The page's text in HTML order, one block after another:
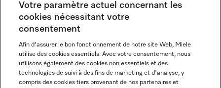
Langue
FRANCAIS
Votre paramètre actuel concernant les
cookies nécessitant votre
consentement
Afin d'assurer le bon fonctionnement de notre site Web, Miele
utilise des cookies essentiels. Avec votre consentement, nous
utilisons également des cookies non essentiels et des
technologies de suivi à des fins de marketing et d'analyse, y
compris des cookies tiers provenant de nos partenaires et